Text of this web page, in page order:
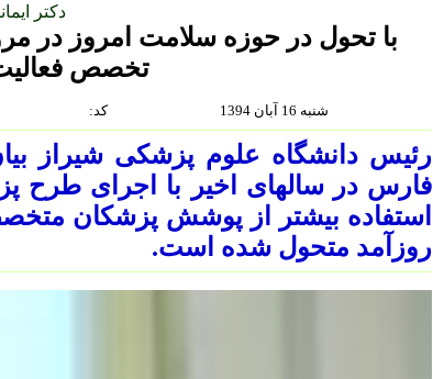
دکتر
تخصص
:كد شنبه 16 آبان 1394
رئیس دانشگاه علوم پزشکی شیراز
فارس در سالهای اخیر با اجرای طرح
استفاده بیشتر از پوشش پزشکان
روزآمد متحول شده است.